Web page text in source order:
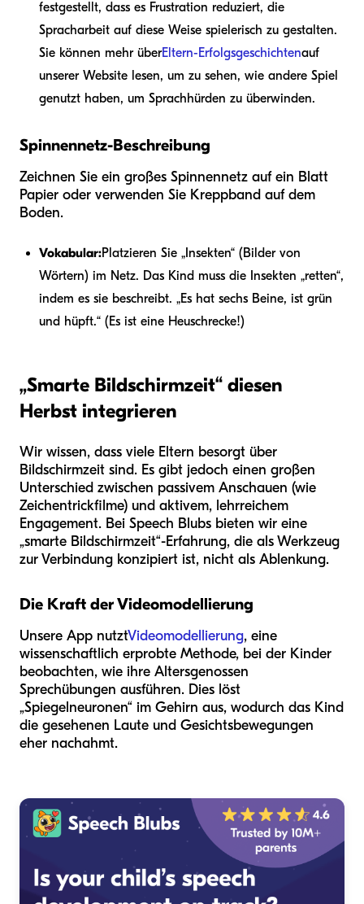
festgestellt, dass es Frustration reduziert, die
Spracharbeit auf diese Weise spielerisch zu gestalten.
Sie können mehr überEltern-Erfolgsgeschichtenauf
unserer Website lesen, um zu sehen, wie andere Spiel
genutzt haben, um Sprachhürden zu überwinden.
Spinnennetz-Beschreibung
Zeichnen Sie ein großes Spinnennetz auf ein Blatt
Papier oder verwenden Sie Kreppband auf dem
Boden.
Vokabular:Platzieren Sie „Insekten“ (Bilder von
Wörtern) im Netz. Das Kind muss die Insekten „retten“,
indem es sie beschreibt. „Es hat sechs Beine, ist grün
und hüpft.“ (Es ist eine Heuschrecke!)
„Smarte Bildschirmzeit“ diesen
Herbst integrieren
Wir wissen, dass viele Eltern besorgt über
Bildschirmzeit sind. Es gibt jedoch einen großen
Unterschied zwischen passivem Anschauen (wie
Zeichentrickfilme) und aktivem, lehrreichem
Engagement. Bei Speech Blubs bieten wir eine
„smarte Bildschirmzeit“-Erfahrung, die als Werkzeug
zur Verbindung konzipiert ist, nicht als Ablenkung.
Die Kraft der Videomodellierung
Unsere App nutztVideomodellierung, eine
wissenschaftlich erprobte Methode, bei der Kinder
beobachten, wie ihre Altersgenossen
Sprechübungen ausführen. Dies löst
„Spiegelneuronen“ im Gehirn aus, wodurch das Kind
die gesehenen Laute und Gesichtsbewegungen
eher nachahmt.